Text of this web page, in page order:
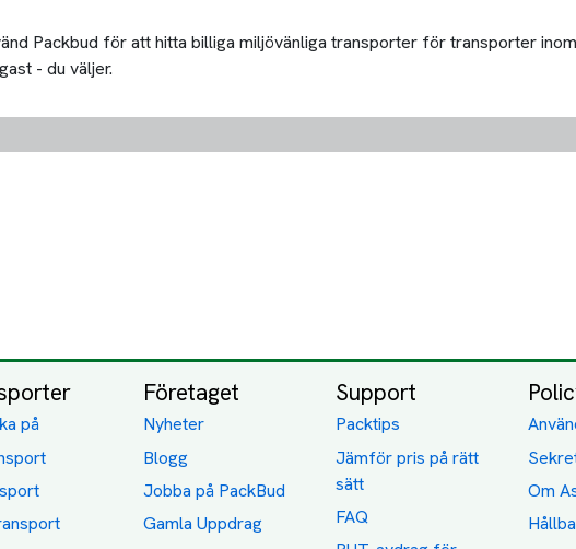
Packbud för att hitta billiga miljövänliga transporter för transporter
- du väljer.
på
Företaget
Nyheter
Blogg
Jobba på PackBud
Gamla Uppdrag
Support
Packtips
Jämför pris på rätt
sätt
FAQ
Om